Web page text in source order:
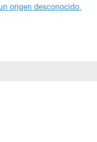
origen desconocido.